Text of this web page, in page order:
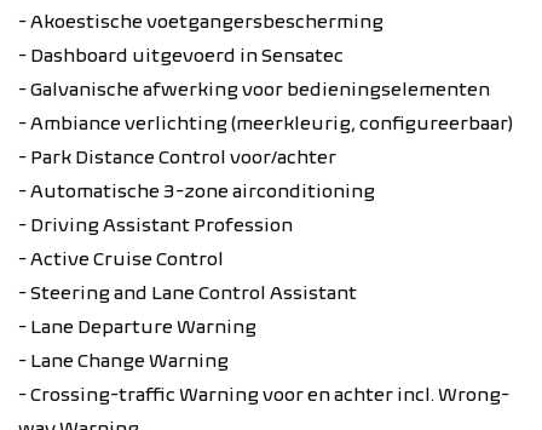
- Akoestische voetgangersbescherming
- Dashboard uitgevoerd in Sensatec
- Galvanische afwerking voor bedieningselementen
- Ambiance verlichting (meerkleurig, configureerbaar)
- Park Distance Control voor/achter
- Automatische 3-zone airconditioning
- Driving Assistant Profession
- Active Cruise Control
- Steering and Lane Control Assistant
- Lane Departure Warning
- Lane Change Warning
- Crossing-traffic Warning voor en achter incl. Wrong-